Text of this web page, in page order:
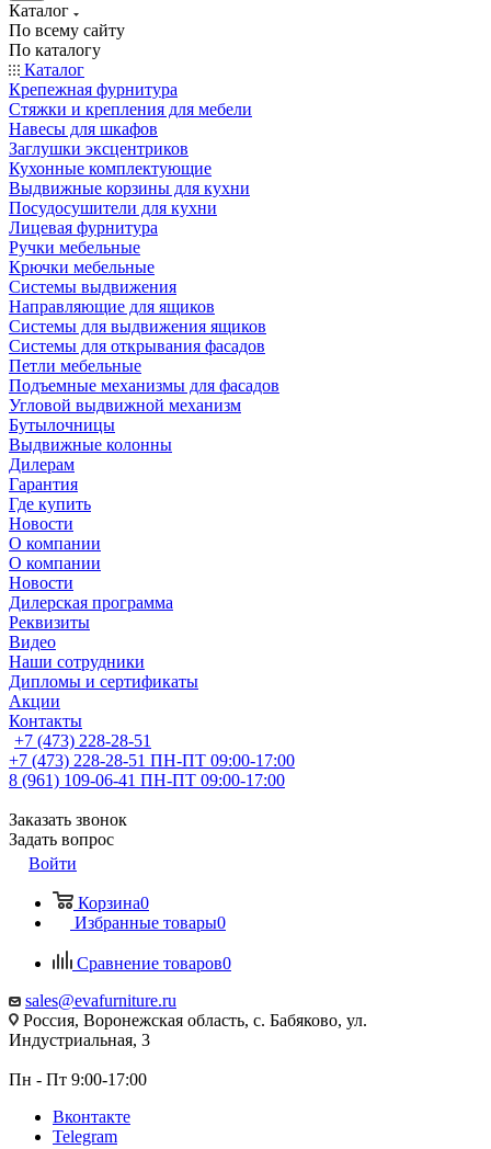
Каталог
По всему сайту
По каталогу
Каталог
Крепежная фурнитура
Стяжки и крепления для мебели
Навесы для шкафов
Заглушки эксцентриков
Кухонные комплектующие
Выдвижные корзины для кухни
Посудосушители для кухни
Лицевая фурнитура
Ручки мебельные
Крючки мебельные
Системы выдвижения
Направляющие для ящиков
Системы для выдвижения ящиков
Системы для открывания фасадов
Петли мебельные
Подъемные механизмы для фасадов
Угловой выдвижной механизм
Бутылочницы
Выдвижные колонны
Дилерам
Гарантия
Где купить
Новости
О компании
О компании
Новости
Дилерская программа
Реквизиты
Видео
Наши сотрудники
Дипломы и сертификаты
Акции
Контакты
+7 (473) 228-28-51
+7 (473) 228-28-51 ПН-ПТ 09:00-17:00
8 (961) 109-06-41 ПН-ПТ 09:00-17:00
Заказать звонок
Задать вопрос
Войти
Корзина0
Избранные товары0
Сравнение товаров0
sales@evafurniture.ru
Россия, Воронежская область, с. Бабяково, ул.
Индустриальная, 3
Пн - Пт 9:00-17:00
Вконтакте
Telegram